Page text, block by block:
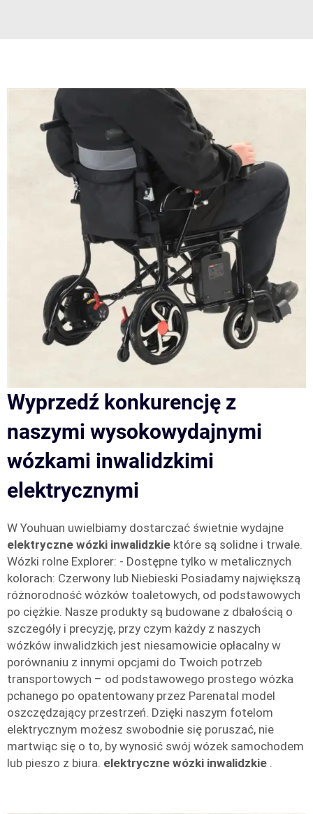
Wyprzedź konkurencję z
naszymi wysokowydajnymi
wózkami inwalidzkimi
elektrycznymi
W Youhuan uwielbiamy dostarczać świetnie wydajne
elektryczne wózki inwalidzkie które są solidne i trwałe.
Wózki rolne Explorer: - Dostępne tylko w metalicznych
kolorach: Czerwony lub Niebieski Posiadamy największą
różnorodność wózków toaletowych, od podstawowych
po ciężkie. Nasze produkty są budowane z dbałością o
szczegóły i precyzję, przy czym każdy z naszych
wózków inwalidzkich jest niesamowicie opłacalny w
porównaniu z innymi opcjami do Twoich potrzeb
transportowych – od podstawowego prostego wózka
pchanego po opatentowany przez Parenatal model
oszczędzający przestrzeń. Dzięki naszym fotelom
elektrycznym możesz swobodnie się poruszać, nie
martwiąc się o to, by wynosić swój wózek samochodem
lub pieszo z biura. elektryczne wózki inwalidzkie .